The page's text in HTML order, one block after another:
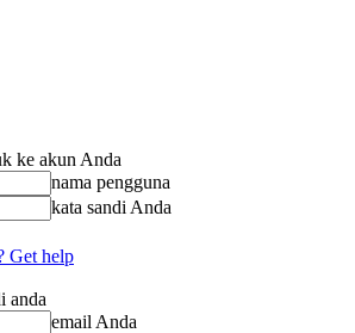
ke akun Anda
nama pengguna
kata sandi Anda
Get help
anda
email Anda